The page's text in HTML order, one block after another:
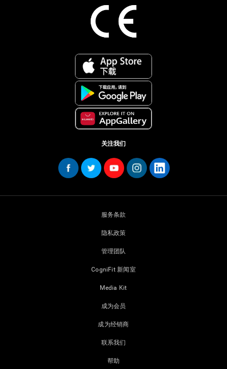
关注我们
服务条款
隐私政策
管理团队
CogniFit 新闻室
Media Kit
成为会员
成为经销商
联系我们
帮助